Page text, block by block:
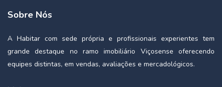
Sobre Nós
A Habitar com sede própria e profissionais experientes tem
grande destaque no ramo imobiliário Viçosense oferecendo
equipes distintas, em vendas, avaliações e mercadológicos.